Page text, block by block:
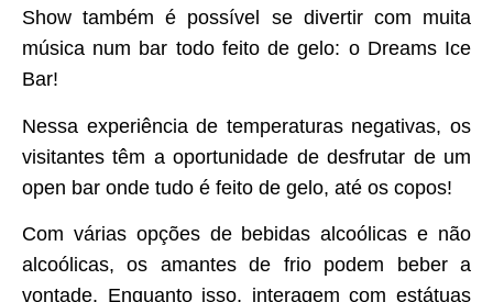
Show também é possível se divertir com muita
música num bar todo feito de gelo: o Dreams Ice
Bar!
Nessa experiência de temperaturas negativas, os
visitantes têm a oportunidade de desfrutar de um
open bar onde tudo é feito de gelo, até os copos!
Com várias opções de bebidas alcoólicas e não
alcoólicas, os amantes de frio podem beber a
vontade. Enquanto isso, interagem com estátuas